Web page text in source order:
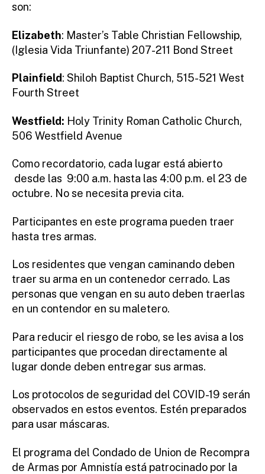
son:
Elizabeth: Master’s Table Christian Fellowship,
(Iglesia Vida Triunfante) 207-211 Bond Street
Plainfield: Shiloh Baptist Church, 515-521 West
Fourth Street
Westfield: Holy Trinity Roman Catholic Church,
506 Westfield Avenue
Como recordatorio, cada lugar está abierto
desde las 9:00 a.m. hasta las 4:00 p.m. el 23 de
octubre. No se necesita previa cita.
Participantes en este programa pueden traer
hasta tres armas.
Los residentes que vengan caminando deben
traer su arma en un contenedor cerrado. Las
personas que vengan en su auto deben traerlas
en un contendor en su maletero.
Para reducir el riesgo de robo, se les avisa a los
participantes que procedan directamente al
lugar donde deben entregar sus armas.
Los protocolos de seguridad del COVID-19 serán
observados en estos eventos. Estén preparados
para usar máscaras.
El programa del Condado de Union de Recompra
de Armas por Amnistía está patrocinado por la